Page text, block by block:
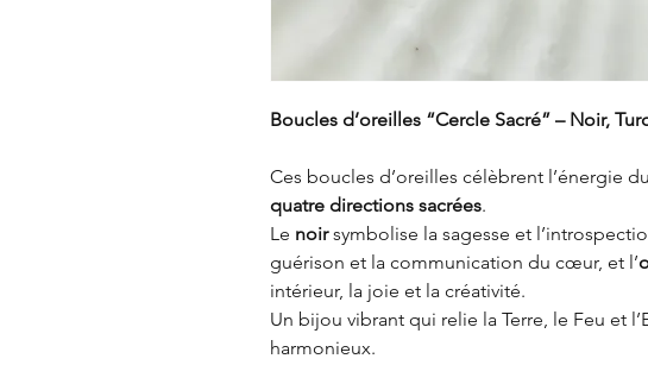
Boucles d’oreilles “Cercle Sacré” – Noir,
Ces boucles d’oreilles célèbrent l’énergie du
quatre directions sacrées.
Le noirsymbolise la sagesse et
guérison et la communication du cœur, et l’
intérieur, la joie et la créativité.
Un bijou vibrant qui relie la Terre, le Feu et
harmonieux.